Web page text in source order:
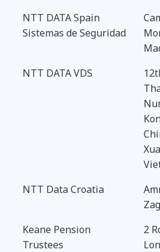
NTT DATA Spain
Sistemas de Seguridad
NTT DATA VDS
NTT Data Croatia
Keane Pension
Trustees
2